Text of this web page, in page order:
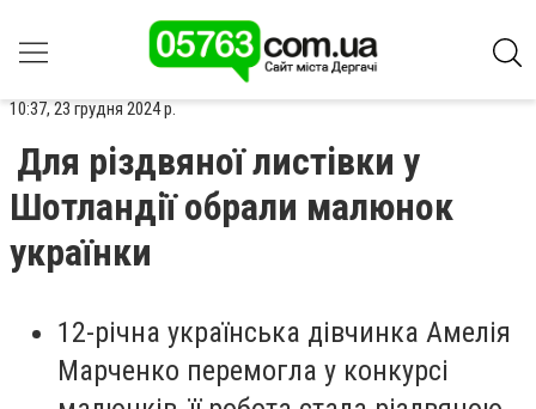
10:37, 23 грудня 2024 р.
Для різдвяної листівки у
Шотландії обрали малюнок
українки
12-річна українська дівчинка Амелія
Марченко перемогла у конкурсі